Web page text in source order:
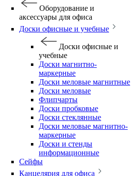
Оборудование и
аксессуары для офиса
Доски офисные и учебные
Доски офисные и
учебные
Доски магнитно-
маркерные
Доски меловые магнитные
Доски меловые
Флипчарты
Доски пробковые
Доски стеклянные
Доски меловые магнитно-
маркерные
Доски и стенды
информационные
Сейфы
Канцелярия для офиса